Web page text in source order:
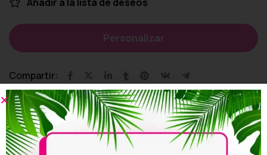
Personalizar
Compartir: